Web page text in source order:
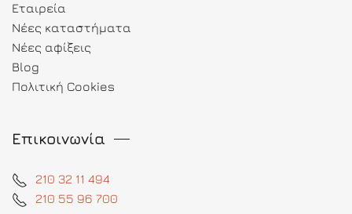
Εταιρεία
Νέες καταστήματα
Νέες αφίξεις
Blog
Πολιτική Cookies
Επικοινωνία
210 32 11 494
210 55 96 700